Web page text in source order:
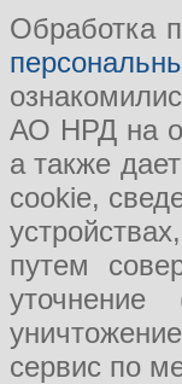
Обработка
АО НРД на
а также
cookie,
путем
уточнение
сервис по